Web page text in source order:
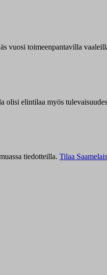
vuosi toimeenpantavilla
olisi elintilaa myös
tiedotteilla. Tilaa